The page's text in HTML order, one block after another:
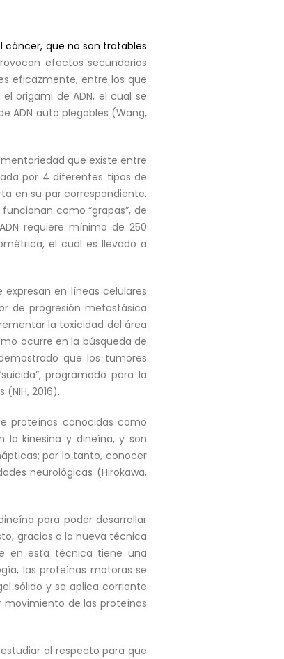
que no son tratables
efectos secundarios
eficazmente, entre los que
origami de ADN, el cual se
ADN auto plegables (Wang,
que existe entre
por 4 diferentes tipos de
en su par correspondiente.
como “grapas”, de
requiere mínimo de 250
el cual es llevado a
en líneas celulares
de progresión metastásica
la toxicidad del área
ocurre en la búsqueda de
que los tumores
programado para la
2016).
proteínas conocidas como
la kinesina y dineína, y son
por lo tanto, conocer
neurológicas (Hirokawa,
para poder desarrollar
gracias a la nueva técnica
en esta técnica tiene una
las proteínas motoras se
sólido y se aplica corriente
movimiento de las proteínas
al respecto para que